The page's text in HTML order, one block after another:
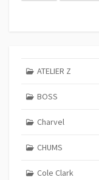
ATELIER Z
BOSS
Charvel
CHUMS
Cole Clark